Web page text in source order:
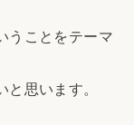
うことをテーマ
思います。